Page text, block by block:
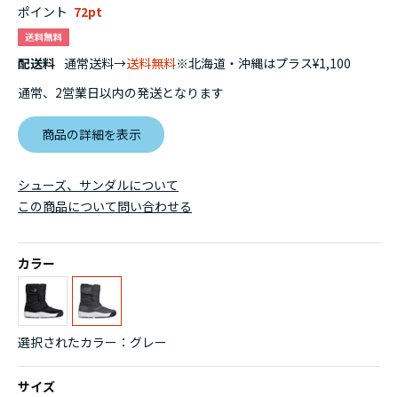
ポイント 72
配送料 通常送料→送料無料※北海道・沖縄はプラス¥1,100
通常、2営業日以内の発送となります
商品の詳細を表示
シューズ、サンダルについて
カラー
選択されたカラー：グレー
サイズ
この商品について問い合わせる